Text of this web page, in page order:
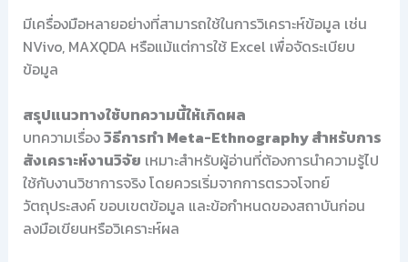
มีเครื่องมือหลายอย่างที่สามารถใช้ในการวิเคราะห์ข้อมูล เช่น
NVivo, MAXQDA หรือแม้แต่การใช้ Excel เพื่อจัดระเบียบ
ข้อมูล
สรุปแนวทางใช้บทความนี้ให้เกิดผล
บทความเรื่องวิธีการทำ Meta-Ethnography สำหรับการ
สังเคราะห์งานวิจัย เหมาะสำหรับผู้อ่านที่ต้องการนำความรู้ไป
ใช้กับงานวิชาการจริง โดยควรเริ่มจากการตรวจโจทย์
วัตถุประสงค์ ขอบเขตข้อมูล และข้อกำหนดของสถาบันก่อน
ลงมือเขียนหรือวิเคราะห์ผล